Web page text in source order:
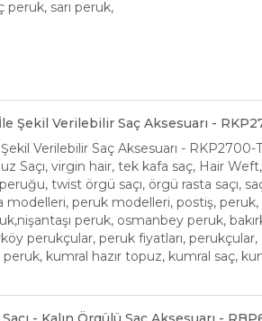
sarı peruk,
Şekil Verilebilir Saç Aksesuarı -
Verilebilir Saç Aksesuarı - RKP2700-
Saçı, virgin hair, tek kafa saç, Hair
twist örgü saçı, örgü rasta saçı,
modelleri, peruk modelleri, postiş,
peruk, osmanbey peruk,
perukçular, peruk fiyatları,
peruk, kumral hazır topuz, kumral saç,